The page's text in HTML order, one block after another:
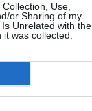
Use,
or Sharing of my
Unrelated with the
was collected.